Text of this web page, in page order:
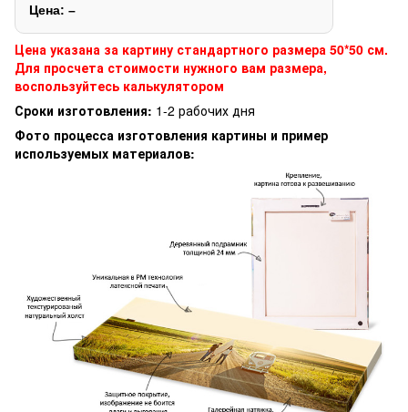
Цена: –
Цена указана за картину стандартного размера 50*50 см.
Для просчета стоимости нужного вам размера,
воспользуйтесь калькулятором
Сроки изготовления: 1-2 рабочих дня
Фото процесса изготовления картины и пример
используемых материалов: